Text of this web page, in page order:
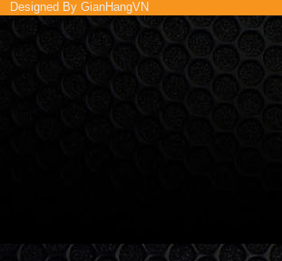
Designed By GianHangVN